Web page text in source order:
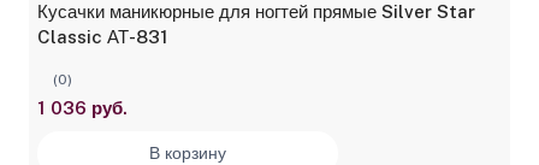
Кусачки маникюрные для ногтей прямые Silver Star
Classic АТ-831
(0)
1 036 руб.
В корзину